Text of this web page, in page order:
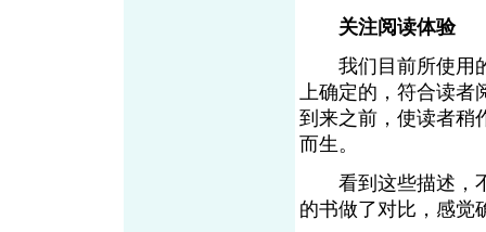
关注阅读体验
我们目前所使用的
上确定的，符合读者
到来之前，使读者稍
而生。
看到这些描述，不
的书做了对比，感